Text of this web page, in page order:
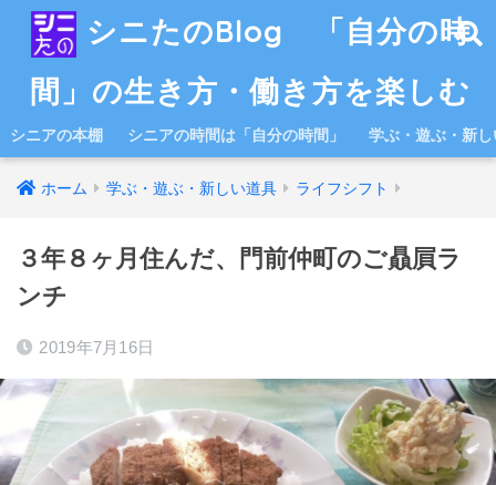
シニたのBlog 「自分の時
間」の生き方・働き方を楽しむ
シニアの本棚 シニアの時間は「自分の時間」 学ぶ・遊ぶ・新
ホーム 学ぶ・遊ぶ・新しい道具 ライフシフト
３年８ヶ月住んだ、門前仲町のご贔屓ラ
ンチ
2019年7月16日